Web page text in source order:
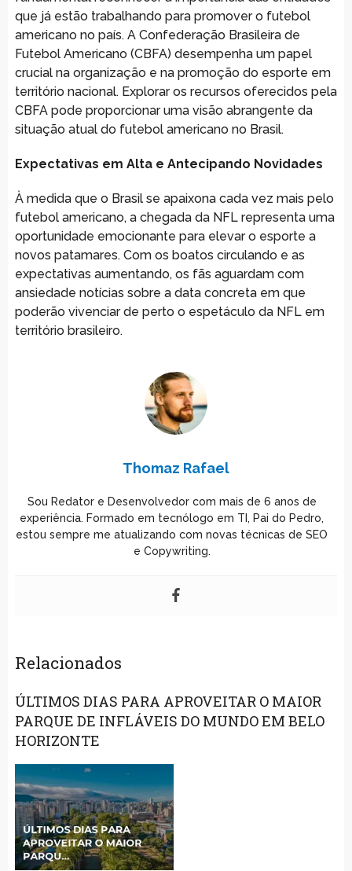
que já estão trabalhando para promover o futebol
americano no país. A Confederação Brasileira de
Futebol Americano (CBFA) desempenha um papel
crucial na organização e na promoção do esporte em
território nacional. Explorar os recursos oferecidos pela
CBFA pode proporcionar uma visão abrangente da
situação atual do futebol americano no Brasil.
Expectativas em Alta e Antecipando Novidades
À medida que o Brasil se apaixona cada vez mais pelo
futebol americano, a chegada da NFL representa uma
oportunidade emocionante para elevar o esporte a
novos patamares. Com os boatos circulando e as
expectativas aumentando, os fãs aguardam com
ansiedade notícias sobre a data concreta em que
poderão vivenciar de perto o espetáculo da NFL em
território brasileiro.
Thomaz Rafael
Sou Redator e Desenvolvedor com mais de 6 anos de
experiência. Formado em tecnólogo em TI, Pai do Pedro,
estou sempre me atualizando com novas técnicas de SEO
e Copywriting.
Relacionados
ÚLTIMOS DIAS PARA APROVEITAR O MAIOR
PARQUE DE INFLÁVEIS DO MUNDO EM BELO
HORIZONTE